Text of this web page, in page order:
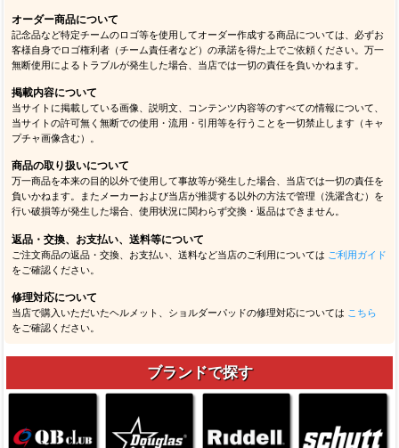
オーダー商品について
記念品など特定チームのロゴ等を使用してオーダー作成する商品については、必ずお
客様自身でロゴ権利者（チーム責任者など）の承諾を得た上でご依頼ください。万一
無断使用によるトラブルが発生した場合、当店では一切の責任を負いかねます。
掲載内容について
当サイトに掲載している画像、説明文、コンテンツ内容等のすべての情報について、
当サイトの許可無く無断での使用・流用・引用等を行うことを一切禁止します（キャ
プチャ画像含む）。
商品の取り扱いについて
万一商品を本来の目的以外で使用して事故等が発生した場合、当店では一切の責任を
負いかねます。またメーカーおよび当店が推奨する以外の方法で管理（洗濯含む）を
行い破損等が発生した場合、使用状況に関わらず交換・返品はできません。
返品・交換、お支払い、送料等について
ご注文商品の返品・交換、お支払い、送料など当店のご利用については ご利用ガイド
をご確認ください。
修理対応について
当店で購入いただいたヘルメット、ショルダーパッドの修理対応については こちら
をご確認ください。
ブランドで探す